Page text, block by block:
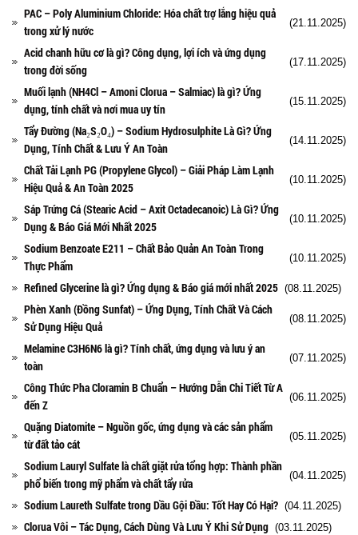
PAC – Poly Aluminium Chloride: Hóa chất trợ lắng hiệu quả
trong xử lý nước
(21.11.2025)
Acid chanh hữu cơ là gì? Công dụng, lợi ích và ứng dụng
trong đời sống
(17.11.2025)
Muối lạnh (NH4Cl – Amoni Clorua – Salmiac) là gì? Ứng
dụng, tính chất và nơi mua uy tín
(15.11.2025)
Tẩy Đường (Na₂S₂O₄) – Sodium Hydrosulphite Là Gì? Ứng
Dụng, Tính Chất & Lưu Ý An Toàn
(14.11.2025)
Chất Tải Lạnh PG (Propylene Glycol) – Giải Pháp Làm Lạnh
Hiệu Quả & An Toàn 2025
(10.11.2025)
Sáp Trứng Cá (Stearic Acid – Axit Octadecanoic) Là Gì? Ứng
Dụng & Báo Giá Mới Nhất 2025
(10.11.2025)
Sodium Benzoate E211 – Chất Bảo Quản An Toàn Trong
Thực Phẩm
(10.11.2025)
Refined Glycerine là gì? Ứng dụng & Báo giá mới nhất 2025 (08.11.2025)
Phèn Xanh (Đồng Sunfat) – Ứng Dụng, Tính Chất Và Cách
Sử Dụng Hiệu Quả
(08.11.2025)
Melamine C3H6N6 là gì? Tính chất, ứng dụng và lưu ý an
toàn
(07.11.2025)
Công Thức Pha Cloramin B Chuẩn – Hướng Dẫn Chi Tiết Từ A
đến Z
(06.11.2025)
Quặng Diatomite – Nguồn gốc, ứng dụng và các sản phẩm
từ đất tảo cát
(05.11.2025)
Sodium Lauryl Sulfate là chất giặt rửa tổng hợp: Thành phần
phổ biến trong mỹ phẩm và chất tẩy rửa
(04.11.2025)
Sodium Laureth Sulfate trong Dầu Gội Đầu: Tốt Hay Có Hại? (04.11.2025)
Clorua Vôi – Tác Dụng, Cách Dùng Và Lưu Ý Khi Sử Dụng (03.11.2025)